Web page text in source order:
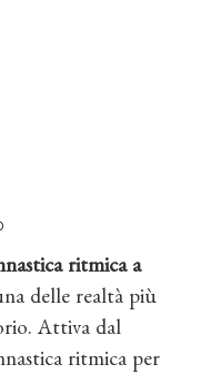
ritmica a
delle realtà più
Attiva dal
ritmica per